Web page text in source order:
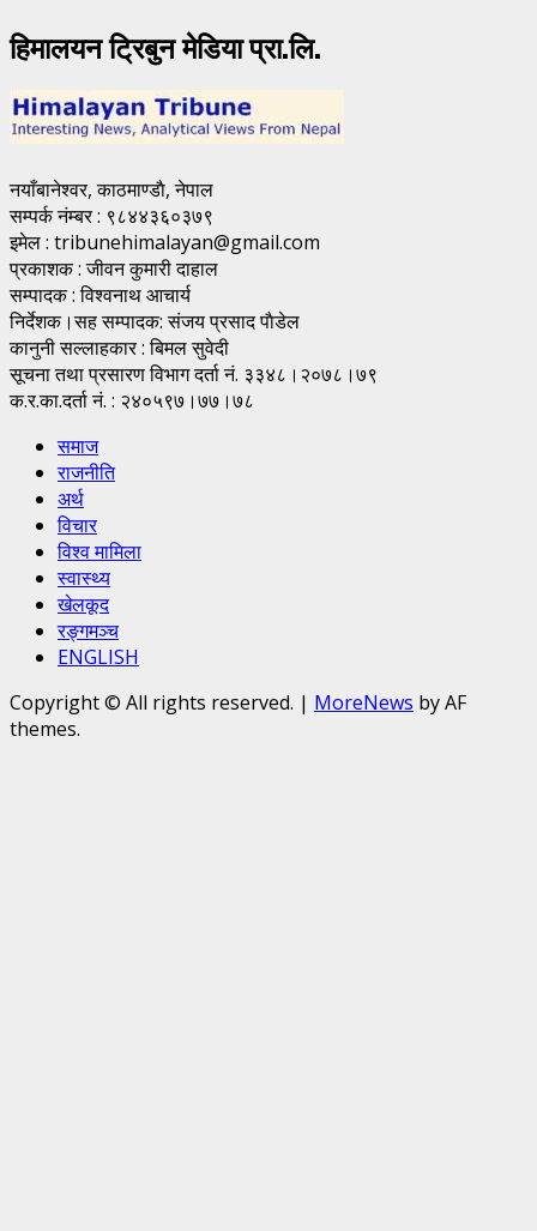
हिमालयन ट्रिबुन मेडिया प्रा.लि.
नयाँबानेश्वर, काठमाण्डाै, नेपाल
सम्पर्क नंम्बर : ९८४४३६०३७९
इमेल : tribunehimalayan@gmail.com
प्रकाशक : जीवन कुमारी दाहाल
सम्पादक : विश्वनाथ आचार्य
निर्देशक।सह सम्पादक: संजय प्रसाद पाैडेल
कानुनी सल्लाहकार : बिमल सुवेदी
सूचना तथा प्रसारण विभाग दर्ता नं. ३३४८।२०७८।७९
क.र.का.दर्ता नं. : २४०५९७।७७।७८
समाज
राजनीति
अर्थ
विचार
विश्व मामिला
स्वास्थ्य
खेलकूद
रङ्गमञ्च
ENGLISH
Copyright © All rights reserved. | MoreNews by AF
themes.